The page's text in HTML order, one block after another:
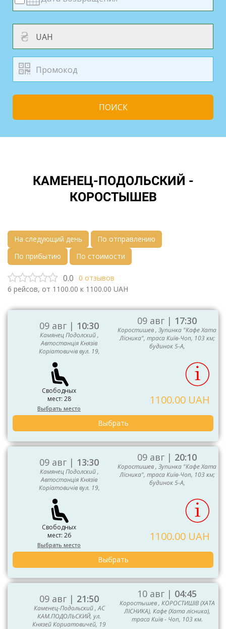
₴
ПОИСК
КАМЕНЕЦ-ПОДОЛЬСКИЙ -
КОРОСТЫШЕВ
На следующий день
По отправлению
По прибытию
По стоимости
0.0 0 отзывов
6 рейсов, от 1100.00 к 1100.00 UAH
09 авг | 10:30
Камянец Подолский ,
Автостанція Князів
Коріатовичів вул. 19,
09 авг | 17:30
Коростишев , Зупинка "Кафе Хата
Лісника", траса Київ-Чоп, 103 км;
будинок 5-А,
Свободных
мест: 28
Выбрать место
1100.00 UAH
Выбрать
09 авг | 13:30
Камянец Подолский ,
Автостанція Князів
Коріатовичів вул. 19,
09 авг | 20:10
Коростишев , Зупинка "Кафе Хата
Лісника", траса Київ-Чоп, 103 км;
будинок 5-А,
Свободных
мест: 26
Выбрать место
1100.00 UAH
Выбрать
09 авг | 21:50
Каменец-Подольский , АС
КАМ.ПОДОЛЬСКИЙ, ул.
Князей Кориатовичей, 19
10 авг | 04:45
Коростышев , КОРОСТИШІВ (ХАТА
ЛІСНИКА), Кафе (Хата лісника),
траса Київ - Чоп, 103 км.